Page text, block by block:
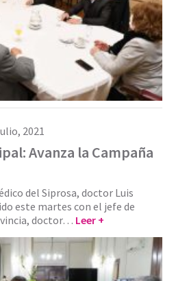
2021
Avanza la Campaña
del Siprosa, doctor Luis
este martes con el jefe de
doctor… Leer +